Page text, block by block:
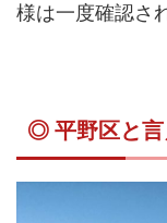
様は一度確認さ
◎ 平野区と言